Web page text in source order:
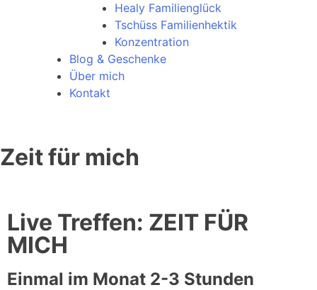
Healy Familienglück
Tschüss Familienhektik
Konzentration
Blog & Geschenke
Über mich
Kontakt
Zeit für mich
Live Treffen: ZEIT FÜR
MICH
Einmal im Monat 2-3 Stunden